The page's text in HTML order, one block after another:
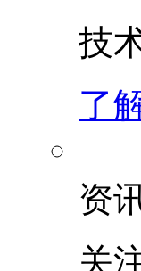
技
了
资
关